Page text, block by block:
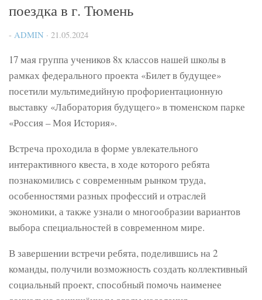
поездка в г. Тюмень
- ADMIN · 21.05.2024
17 мая группа учеников 8х классов нашей школы в
рамках федерального проекта «Билет в будущее»
посетили мультимедийную профориентационную
выставку «Лаборатория будущего» в тюменском парке
«Россия – Моя История».
Встреча проходила в форме увлекательного
интерактивного квеста, в ходе которого ребята
познакомились с современным рынком труда,
особенностями разных профессий и отраслей
экономики, а также узнали о многообразии вариантов
выбора специальностей в современном мире.
В завершении встречи ребята, поделившись на 2
команды, получили возможность создать коллективный
социальный проект, способный помочь наименее